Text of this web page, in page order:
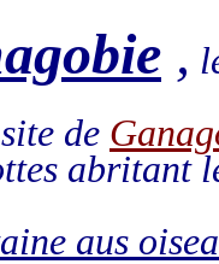
,
de
abritant
aus